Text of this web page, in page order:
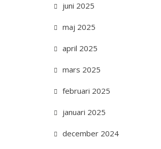
juni 2025
maj 2025
april 2025
mars 2025
februari 2025
januari 2025
december 2024